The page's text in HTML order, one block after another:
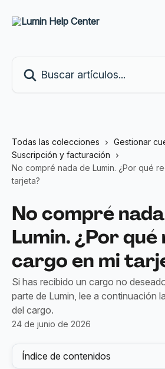
Todas las colecciones
Gestionar
Suscripción y facturación
No compré nada de Lumin. ¿Por qué
tarjeta?
No compré
Lumin. ¿Por
cargo en mi
Si has recibido un cargo no
parte de Lumin, lee a continuación
del cargo.
24 de junio de 2026
Índice de contenidos